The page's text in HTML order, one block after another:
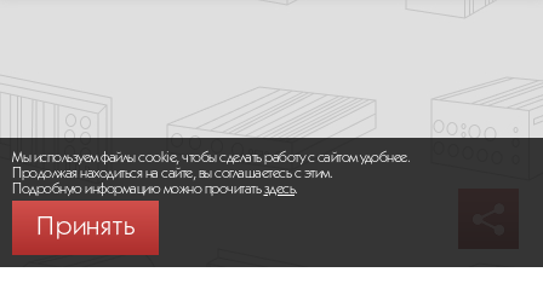
Мы используем файлы cookie, чтобы сделать работу с сайтом удобнее.
Продолжая находиться на сайте, вы соглашаетесь с этим.
Подробную информацию можно прочитатьздесь.
Принять